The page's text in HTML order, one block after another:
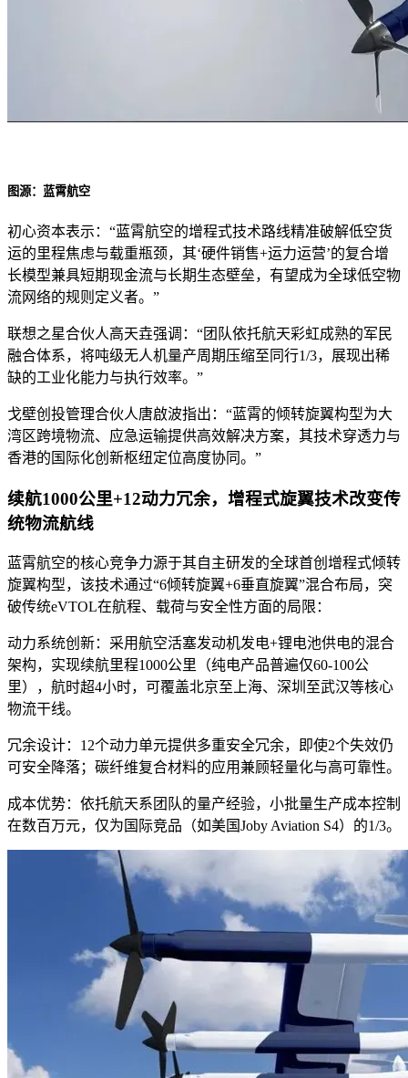
图源：蓝霄航空
初心资本表示：“蓝霄航空的增程式技术路线精准破解低空货
运的里程焦虑与载重瓶颈，其‘硬件销售+运力运营’的复合增
长模型兼具短期现金流与长期生态壁垒，有望成为全球低空物
流网络的规则定义者。”
联想之星合伙人高天垚强调：“团队依托航天彩虹成熟的军民
融合体系，将吨级无人机量产周期压缩至同行1/3，展现出稀
缺的工业化能力与执行效率。”
戈壁创投管理合伙人唐啟波指出：“蓝霄的倾转旋翼构型为大
湾区跨境物流、应急运输提供高效解决方案，其技术穿透力与
香港的国际化创新枢纽定位高度协同。”
续航1000公里+12动力冗余，增程式旋翼技术改变传
统物流航线
蓝霄航空的核心竞争力源于其自主研发的全球首创增程式倾转
旋翼构型，该技术通过“6倾转旋翼+6垂直旋翼”混合布局，突
破传统eVTOL在航程、载荷与安全性方面的局限：
动力系统创新：采用航空活塞发动机发电+锂电池供电的混合
架构，实现续航里程1000公里（纯电产品普遍仅60-100公
里），航时超4小时，可覆盖北京至上海、深圳至武汉等核心
物流干线。
冗余设计：12个动力单元提供多重安全冗余，即使2个失效仍
可安全降落；碳纤维复合材料的应用兼顾轻量化与高可靠性。
成本优势：依托航天系团队的量产经验，小批量生产成本控制
在数百万元，仅为国际竞品（如美国Joby Aviation S4）的1/3。